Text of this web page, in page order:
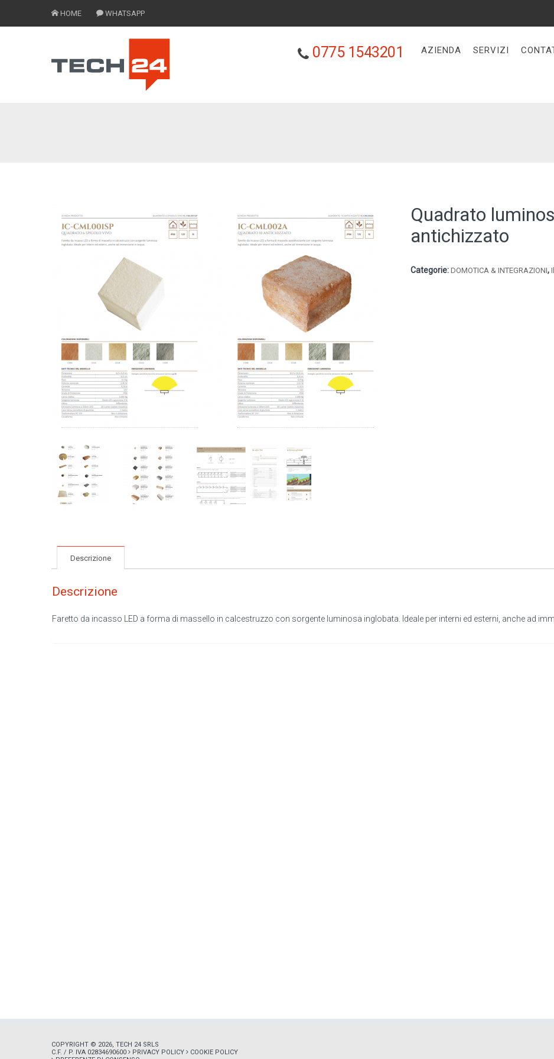
HOME WHATSAPP
0775 1543201 AZIENDA SERVIZI
Quadrato
antichizzato
Categorie:DOMOTICA & INTEGRAZIONI,
Descrizione
Descrizione
Faretto da incasso LED a forma di massello in calcestruzzo con sorgente luminosa inglobata. Ideale per interni ed esterni, anche ad
COPYRIGHT © 2026, TECH 24 SRLS
C.F. / P. IVA 02834690600
PRIVACY POLICY
COOKIE POLICY